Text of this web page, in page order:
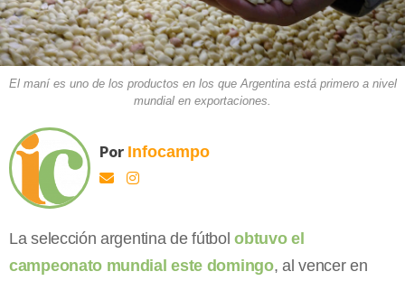
El maní es uno de los productos en los que Argentina está primero a nivel
mundial en exportaciones.
Por Infocampo
La selección argentina de fútbolobtuvo el
campeonato mundial este domingo, al vencer en